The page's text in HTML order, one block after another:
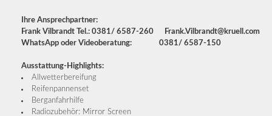
Ihre Ansprechpartner:
Frank Vilbrandt Tel.: 0381/ 6587-260 Frank.Vilbrandt@kruell.com
WhatsApp oder Videoberatung: 0381/ 6587-150
Ausstattung-Highlights:
Allwetterbereifung
Reifenpannenset
Berganfahrhilfe
Radiozubehör: Mirror Screen